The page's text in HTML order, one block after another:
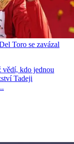
Toro se zavázal
vědí, kdo jednou
Tadeji